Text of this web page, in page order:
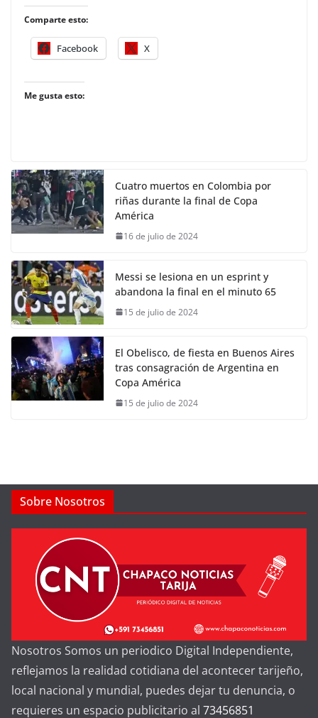
Comparte esto:
Facebook X
Me gusta esto:
Cuatro muertos en Colombia por
riñas durante la final de Copa
América
16 de julio de 2024
Messi se lesiona en un esprint y
abandona la final en el minuto 65
15 de julio de 2024
El Obelisco, de fiesta en Buenos Aires
tras consagración de Argentina en
Copa América
15 de julio de 2024
Sobre Nosotros
Nosotros Somos un periodico Digital Independiente,
reflejamos la realidad cotidiana del acontecer tarijeño,
local nacional y mundial, puedes dejar tu denuncia, o
requieres un espacio publicitario al 73456851